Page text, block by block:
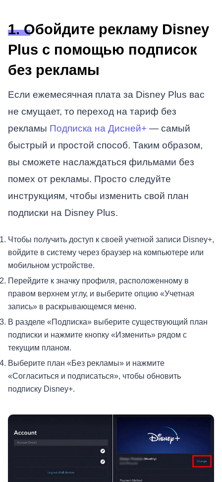
1. Обойдите рекламу Disney
Plus с помощью подписок
без рекламы
Если ежемесячная плата за Disney Plus вас
не смущает, то переход на тариф без
рекламы Подписка на Дисней+— самый
быстрый и простой способ. Таким образом,
вы сможете наслаждаться фильмами без
помех от рекламы. Просто следуйте
инструкциям, чтобы изменить свой план
подписки на Disney Plus.
Чтобы получить доступ к своей учетной записи Disney+,
войдите в систему через браузер на компьютере или
мобильном устройстве.
Перейдите к значку профиля, расположенному в
правом верхнем углу, и выберите опцию «Учетная
запись» в раскрывающемся меню.
В разделе «Подписка» выберите существующий план
подписки и нажмите кнопку «Изменить» рядом с
текущим планом.
Выберите план «Без рекламы» и нажмите
«Согласиться и подписаться», чтобы обновить
подписку Disney+.